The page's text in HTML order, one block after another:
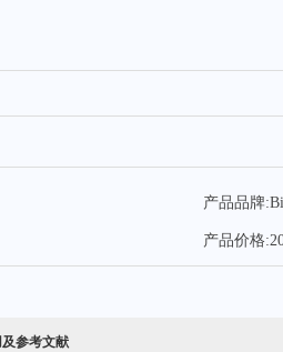
产品品牌:
产品价格:
及参考文献